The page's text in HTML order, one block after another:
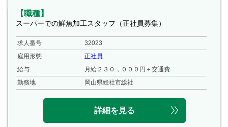
【職種】
スーパーでの鮮魚加工スタッフ（正社員募集）
求人番号
32023
雇用形態
正社員
給与
月給２３０，０００円＋交通費
勤務地
岡山県総社市総社
詳細を見る